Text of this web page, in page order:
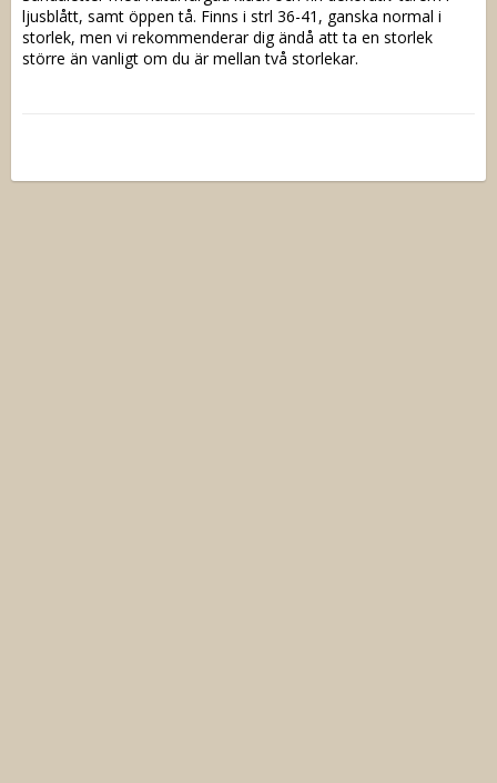
ljusblått, samt öppen tå. Finns i strl 36-41, ganska normal i
storlek, men vi rekommenderar dig ändå att ta en storlek
större än vanligt om du är mellan två storlekar.